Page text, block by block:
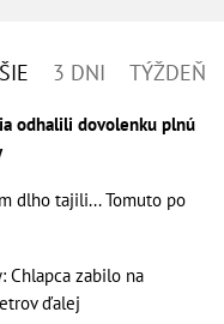
3 DNI TÝŽDEŇ
odhalili dovolenku plnú
dlho tajili... Tomuto po
Chlapca zabilo na
ďalej